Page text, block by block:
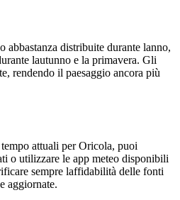
abbastanza distribuite durante lanno,
lautunno e la primavera. Gli
rendendo il paesaggio ancora più
attuali per Oricola, puoi
o utilizzare le app meteo disponibili
sempre laffidabilità delle fonti
aggiornate.